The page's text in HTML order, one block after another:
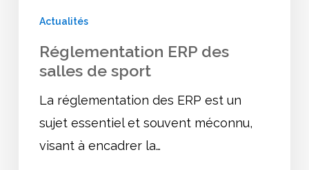
Actualités
Réglementation ERP des
salles de sport
La réglementation des ERP est un
sujet essentiel et souvent méconnu,
visant à encadrer la…